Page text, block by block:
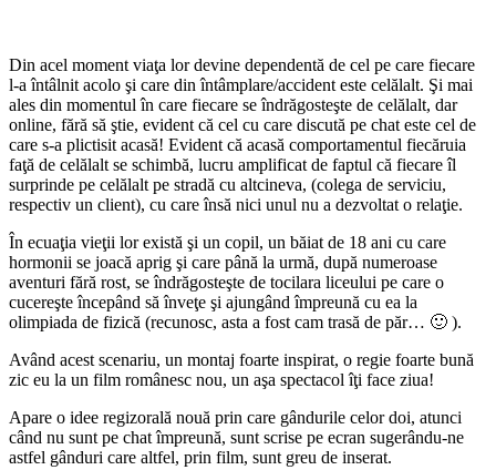
Din acel moment viaţa lor devine dependentă de cel pe care fiecare
l-a întâlnit acolo şi care din întâmplare/accident este celălalt. Şi mai
ales din momentul în care fiecare se îndrăgosteşte de celălalt, dar
online, fără să ştie, evident că cel cu care discută pe chat este cel de
care s-a plictisit acasă! Evident că acasă comportamentul fiecăruia
faţă de celălalt se schimbă, lucru amplificat de faptul că fiecare îl
surprinde pe celălalt pe stradă cu altcineva, (colega de serviciu,
respectiv un client), cu care însă nici unul nu a dezvoltat o relaţie.
În ecuaţia vieţii lor există şi un copil, un băiat de 18 ani cu care
hormonii se joacă aprig şi care până la urmă, după numeroase
aventuri fără rost, se îndrăgosteşte de tocilara liceului pe care o
cucereşte începând să înveţe şi ajungând împreună cu ea la
olimpiada de fizică (recunosc, asta a fost cam trasă de păr… 🙂 ).
Având acest scenariu, un montaj foarte inspirat, o regie foarte bună
zic eu la un film românesc nou, un aşa spectacol îţi face ziua!
Apare o idee regizorală nouă prin care gândurile celor doi, atunci
când nu sunt pe chat împreună, sunt scrise pe ecran sugerându-ne
astfel gânduri care altfel, prin film, sunt greu de inserat.